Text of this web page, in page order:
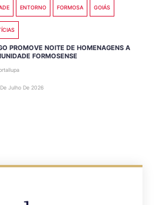
ENTORNO FORMOSA GOIÁS
PROMOVE NOITE DE HOMENAGENS A
FORMOSENSE
Julho De 2026